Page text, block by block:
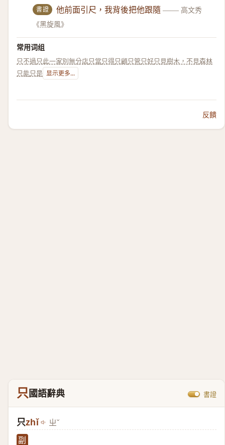
書證 他前面引尺，我背後把他跟隨 —— 高文秀
《黑旋風》
常用词组
只不過只此一家別無分店只當只得只顧只管只好只見樹木，不見森林
只能只是 显示更多...
反饋
只國語辭典 書證
只zhǐ ㄓˇ
副